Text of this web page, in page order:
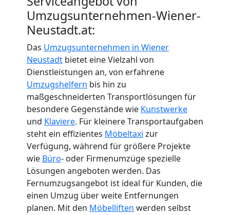
Umzugsunternehmen-Wiener-
Neustadt.at:
Das Umzugsunternehmen in Wiener
Neustadt bietet eine Vielzahl von
Dienstleistungen an, von erfahrene
Umzugshelfern bis hin zu
maßgeschneiderten Transportlösungen für
besondere Gegenstände wie Kunstwerke
und Klaviere. Für kleinere Transportaufgaben
steht ein effizientes Möbeltaxi zur
Verfügung, während für größere Projekte
wie Büro- oder Firmenumzüge spezielle
Lösungen angeboten werden. Das
Fernumzugsangebot ist ideal für Kunden, die
einen Umzug über weite Entfernungen
planen. Mit den Möbelliften werden selbst
Internationaler
Umzug
Nationaler
Umzug